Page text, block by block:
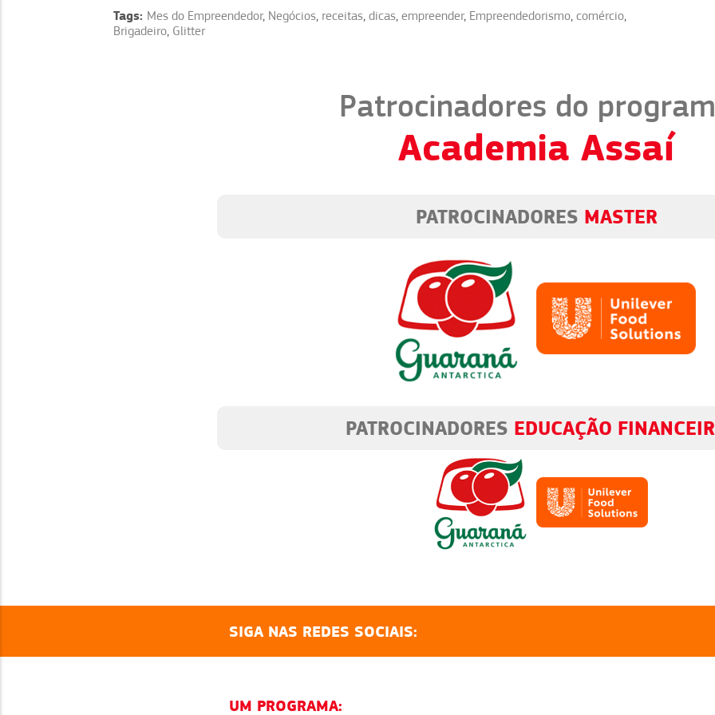
Tags: Mes do Empreendedor, Negócios, receitas, dicas, empreender, Empreendedorismo, comércio,
Brigadeiro, Glitter
Patrocinadores do
Academia Assaí
PATROCINADORES MASTER
PATROCINADORES EDUCAÇÃO
SIGA NAS REDES SOCIAIS:
UM PROGRAMA: